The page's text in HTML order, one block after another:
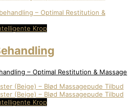
Krop
– Optimal Restitution & Massage
Krop